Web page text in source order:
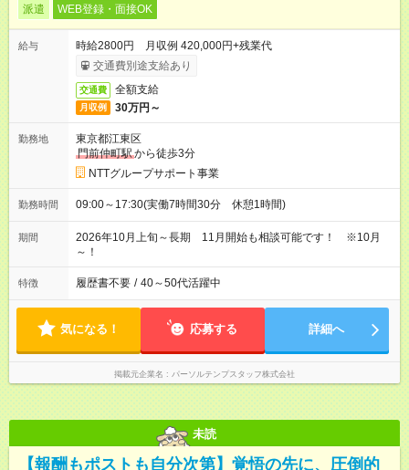
派遣 WEB登録・面接OK
給与
時給2800円 月収例 420,000円+残業代
交通費別途支給あり
交通費 全額支給
月収例 30万円～
勤務地
東京都江東区
門前仲町駅から徒歩3分
NTTグループサポート事業
勤務時間 09:00～17:30(実働7時間30分 休憩1時間)
期間
2026年10月上旬～長期 11月開始も相談可能です！ ※10月
～！
特徴 履歴書不要 / 40～50代活躍中
気になる！ 応募する 詳細へ
掲載元企業名 パーソルテンプスタッフ株式会社
未読
【報酬もポストも自分次第】覚悟の先に、圧倒的